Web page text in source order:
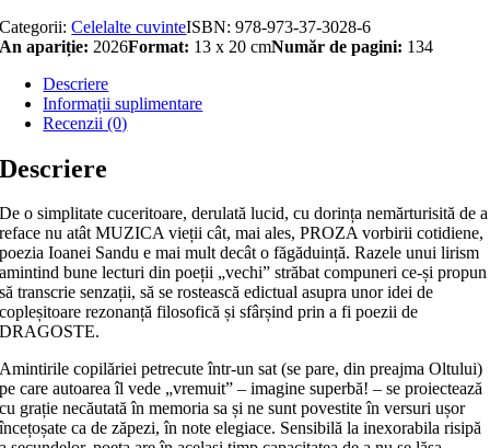
Categorii:Celelalte cuvinteISBN:978-973-37-3028-6
An apariție: 2026Format: 13 x 20 cmNumăr de pagini: 134
Descriere
Informații suplimentare
Recenzii (0)
Descriere
De o simplitate cuceritoare, derulată lucid, cu dorința nemărturisită de a
reface nu atât MUZICA vieții cât, mai ales, PROZA vorbirii cotidiene,
poezia Ioanei Sandu e mai mult decât o făgăduință. Razele unui lirism
amintind bune lecturi din poeții „vechi” străbat compuneri ce-și propun
să transcrie senzații, să se rostească edictual asupra unor idei de
copleșitoare rezonanță filosofică și sfârșind prin a fi poezii de
DRAGOSTE.
Amintirile copilăriei petrecute într-un sat (se pare, din preajma Oltului)
pe care autoarea îl vede „vremuit” – imagine superbă! – se proiectează
cu grație necăutată în memoria sa și ne sunt povestite în versuri ușor
încețoșate ca de zăpezi, în note elegiace. Sensibilă la inexorabila risipă